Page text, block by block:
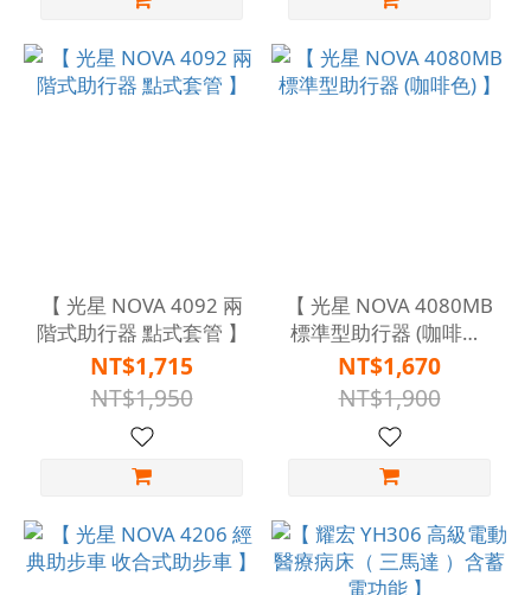
【 光星 NOVA 4092 兩
階式助行器 點式套管 】
NT$1,715
NT$1,950
【 光星 NOVA 4080MB
標準型助行器 (咖啡色)
】
NT$1,670
NT$1,900